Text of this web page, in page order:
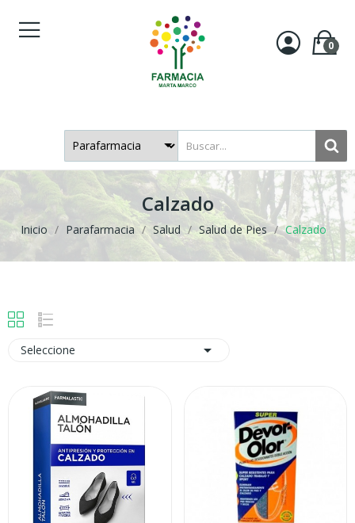
0
Calzado
Inicio Parafarmacia Salud Salud de Pies Calzado
Seleccione 